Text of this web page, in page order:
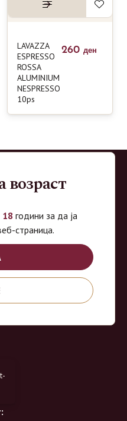
LAVAZZA
ESPRESSO
ROSSA
ALUMINIUM
NESPRESSO
10ps
260 ден
вино, алкохолни пијалоци и
сорти на вино од
8 винарии и 150 различни
возраст
18 години за да ја
страница.